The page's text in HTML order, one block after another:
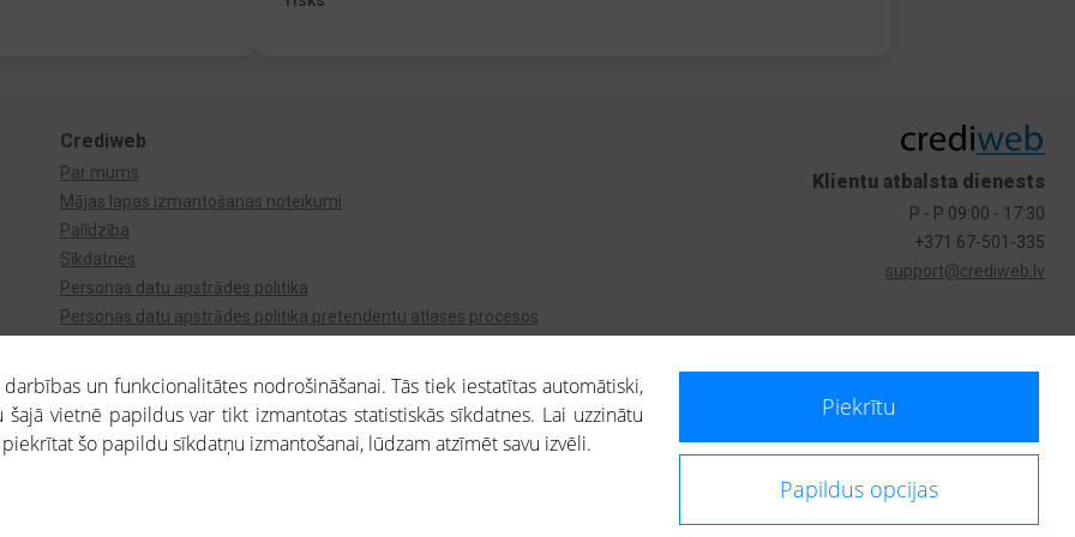
Crediweb
Par mums
Mājas lapas izmantošanas noteikumi
Palīdzība
Sīkdatnes
Personas datu apstrādes politika
Personas datu apstrādes politika pretendentu atlases procesos
Klientu atbalsta dienests
P - P 09:00 - 17:30
+371 67-501-335
support@crediweb.lv
ietvaros saņemtajai informācijai ir uzziņas raksturs, un tai nav juridiska spēka. Portāla lietotājs, izmantojot portālā saņemto informāciju, ir atbildīgs par fizisko
un funkcionalitātes nodrošināšanai. Tās tiek iestatītas automātiski,
vietnē papildus var tikt izmantotas statistiskās sīkdatnes. Lai uzzinātu
piekrītat šo papildu sīkdatņu izmantošanai, lūdzam atzīmēt savu izvēli.
Piekrītu
Papildus opcijas